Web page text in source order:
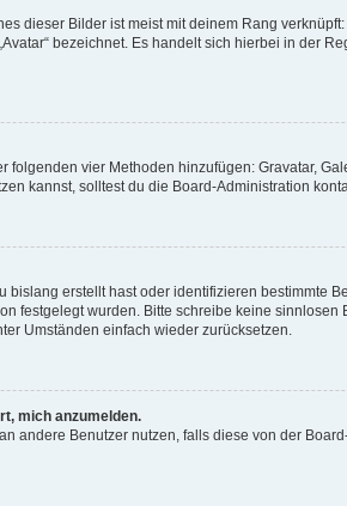
dieser Bilder ist meist mit deinem Rang
bezeichnet. Es handelt sich hierbei in der
vier Methoden hinzufügen: Gravatar,
kannst, solltest du die Board-Administration
erstellt hast oder identifizieren bestimmte
festgelegt wurden. Bitte schreibe keine
Umständen einfach wieder zurücksetzen.
mich anzumelden.
andere Benutzer nutzen, falls diese von der